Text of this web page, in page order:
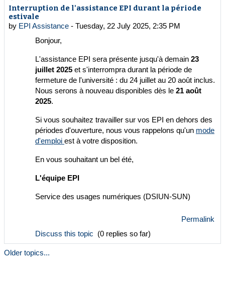
Interruption de l'assistance EPI durant la période
estivale
by EPI Assistance - Tuesday, 22 July 2025, 2:35 PM
Bonjour,
L'assistance EPI sera présente jusqu'à demain 23
juillet 2025 et s'interrompra durant la période de
fermeture de l'université : du 24 juillet au 20 août inclus.
Nous serons à nouveau disponibles dès le 21 août
2025.
Si vous souhaitez travailler sur vos EPI en dehors des
périodes d'ouverture, nous vous rappelons qu'un mode
d'emploi est à votre disposition.
En vous souhaitant un bel été,
L'équipe EPI
Service des usages numériques (DSIUN-SUN)
Permalink
Discuss this topic
(0 replies so far)
Older topics...